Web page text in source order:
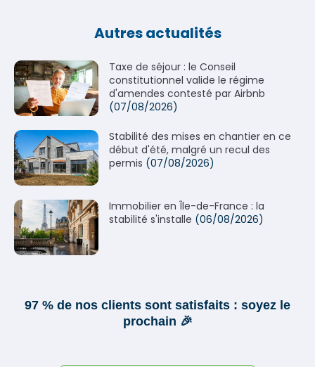
Autres actualités
Taxe de séjour : le Conseil
constitutionnel valide le régime
d'amendes contesté par Airbnb
(07/08/2026)
Stabilité des mises en chantier en ce
début d'été, malgré un recul des
permis (07/08/2026)
Immobilier en Île-de-France : la
stabilité s'installe (06/08/2026)